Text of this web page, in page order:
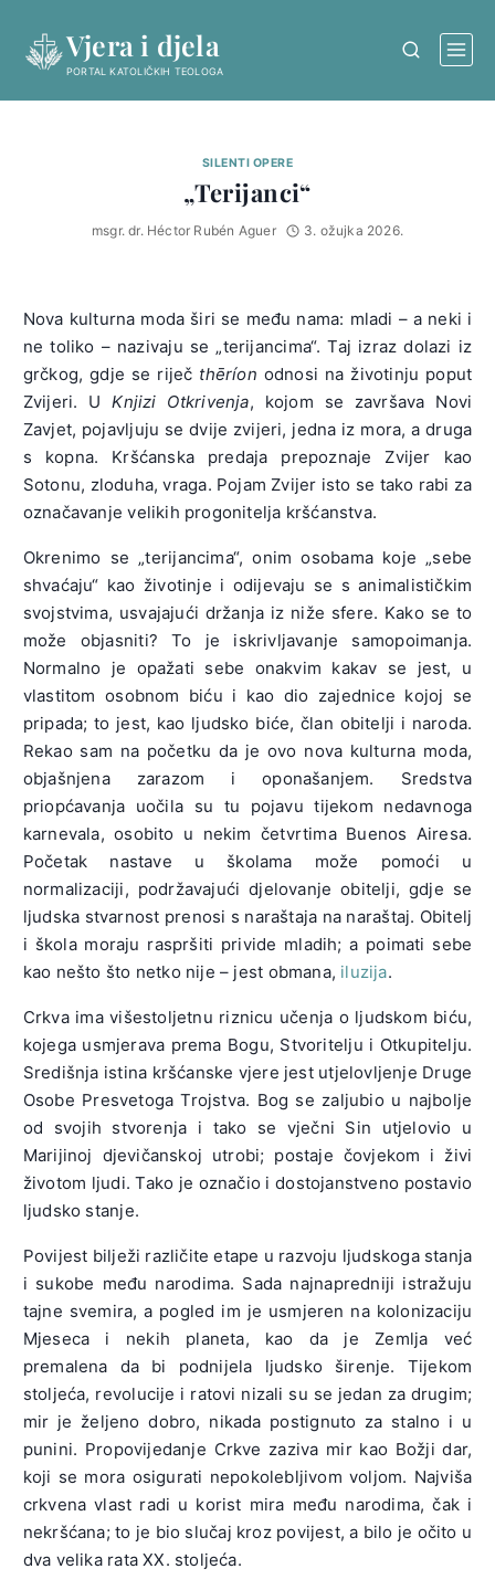
content
Vjera i djela
PORTAL KATOLIČKIH TEOLOGA
SILENTI OPERE
„Terijanci“
msgr. dr. Héctor Rubén Aguer 3. ožujka 2026.
Nova kulturna moda širi se među nama: mladi – a neki i
ne toliko – nazivaju se „terijancima“. Taj izraz dolazi iz
grčkog, gdje se riječ thēríon odnosi na životinju poput
Zvijeri. UKnjizi Otkrivenja, kojom se završava Novi
Zavjet, pojavljuju se dvije zvijeri, jedna iz mora, a druga
s kopna. Kršćanska predaja prepoznaje Zvijer kao
Sotonu, zloduha, vraga. Pojam Zvijer isto se tako rabi za
označavanje velikih progonitelja kršćanstva.
Okrenimo se „terijancima“, onim osobama koje „sebe
shvaćaju“ kao životinje i odijevaju se s animalističkim
svojstvima, usvajajući držanja iz niže sfere. Kako se to
može objasniti? To je iskrivljavanje samopoimanja.
Normalno je opažati sebe onakvim kakav se jest, u
vlastitom osobnom biću i kao dio zajednice kojoj se
pripada; to jest, kao ljudsko biće, član obitelji i naroda.
Rekao sam na početku da je ovo nova kulturna moda,
objašnjena zarazom i oponašanjem. Sredstva
priopćavanja uočila su tu pojavu tijekom nedavnoga
karnevala, osobito u nekim četvrtima Buenos Airesa.
Početak nastave u školama može pomoći u
normalizaciji, podržavajući djelovanje obitelji, gdje se
ljudska stvarnost prenosi s naraštaja na naraštaj. Obitelj
i škola moraju raspršiti privide mladih; a poimati sebe
kao nešto što netko nije – jest obmana, iluzija.
Crkva ima višestoljetnu riznicu učenja o ljudskom biću,
kojega usmjerava prema Bogu, Stvoritelju i Otkupitelju.
Središnja istina kršćanske vjere jest utjelovljenje Druge
Osobe Presvetoga Trojstva. Bog se zaljubio u najbolje
od svojih stvorenja i tako se vječni Sin utjelovio u
Marijinoj djevičanskoj utrobi; postaje čovjekom i živi
životom ljudi. Tako je označio i dostojanstveno postavio
ljudsko stanje.
Povijest bilježi različite etape u razvoju ljudskoga stanja
i sukobe među narodima. Sada najnapredniji istražuju
tajne svemira, a pogled im je usmjeren na kolonizaciju
Mjeseca i nekih planeta, kao da je Zemlja već
premalena da bi podnijela ljudsko širenje. Tijekom
stoljeća, revolucije i ratovi nizali su se jedan za drugim;
mir je željeno dobro, nikada postignuto za stalno i u
punini. Propovijedanje Crkve zaziva mir kao Božji dar,
koji se mora osigurati nepokolebljivom voljom. Najviša
crkvena vlast radi u korist mira među narodima, čak i
nekršćana; to je bio slučaj kroz povijest, a bilo je očito u
dva velika rata XX. stoljeća.